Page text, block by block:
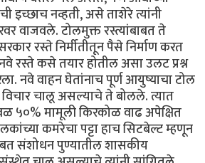
इच्छाच नव्हती, असे ताशेरे त्यांनी
वाजवले. टोलमुक्त रस्त्यांबाबत ते
रस्ते निर्मीतीतून पैसे निर्माण करत
रस्ते कसे तयार होतील असा उलट प्रश्न
नवे वाहन घेतांनाच पूर्ण आयुष्याचा टोल
चालू असल्याचे ते बोलले. त्यात
५०% मामूली किरकोळ वाढ अपेक्षित
कमरेचा पट्टा हाच सिटबेल्ट म्हणून
संशोधन पुण्यातील शासकीय